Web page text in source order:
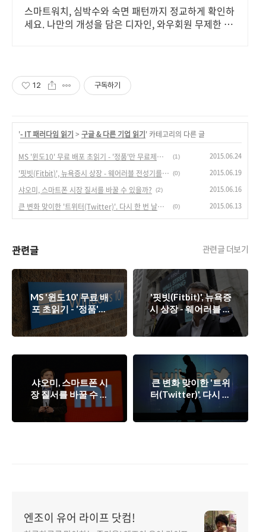
스마트워치, 심박수와 숙면 패턴까지 정교하게 확인하
세요. 나만의 개성을 담은 디자인, 와우회원 무제한 무
12 구독하기
'- IT 패러다임 읽기 > 구글 & 다른 기업 읽기' 카테고리의 다른 글
MS '윈도10' 무료 배포 초읽기 - '정품'만 무료제공, MS의 전략. (1) 2015.06.24
'핏빗(Fitbit)', 뉴욕증시 상장 - 웨어러블 전성기를 알리는 신호탄. (0) 2015.06.19
샤오미, 스마트폰 시장 질서를 바꿀 수 있을까? (2) 2015.06.16
큰 변화 맞이한 '트위터(Twitter)'. 다시 한 번 날아 오를까? (0) 2015.06.13
관련글 관련글 더보기
MS '윈도10' 무료 배
포 초읽기 - '정품'만
무료제공, MS의 전
략.
'핏빗(Fitbit)', 뉴욕증
시 상장 - 웨어러블 전
성기를 알리는 신호
탄.
샤오미, 스마트폰 시
장 질서를 바꿀 수 있
을까?
큰 변화 맞이한 '트위
터(Twitter)'. 다시 한
번 날아 오를까?
엔조이 유어 라이프 닷컴!